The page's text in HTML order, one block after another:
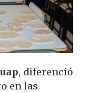
, diferenció
en las